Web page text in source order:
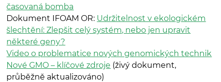
časovaná bomba
Dokument IFOAM OR: Udržitelnost v ekologickém
šlechtění: Zlepšit celý systém, nebo jen upravit
některé geny?
Video o problematice nových genomických technik
Nové GMO – klíčové zdroje (živý dokument,
průběžně aktualizováno)